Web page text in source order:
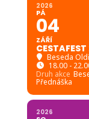
2026
PÁ
04
ZÁŘÍ
Beseda
18.00 -
Druh akce
Přednáška
2026